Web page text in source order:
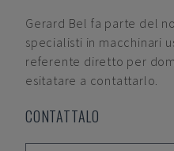
Gerard Bel fa parte del
specialisti in macchinari
referente diretto per
esitatare a contattarlo.
CONTATTALO